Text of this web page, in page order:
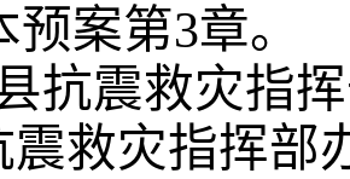
案第3章。
抗震救灾指
震救灾指挥部